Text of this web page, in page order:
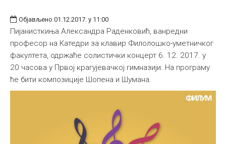
Објављено 01.12.2017. у 11:00
Пијанисткиња Александра Раденковић, ванредни
професор на Катедри за клавир Филолошко-уметничког
факултета, одржаће солистички концерт 6. 12. 2017. у
20 часова у Првој крагујевачкој гимназији. На програму
ће бити композиције Шопена и Шумана.